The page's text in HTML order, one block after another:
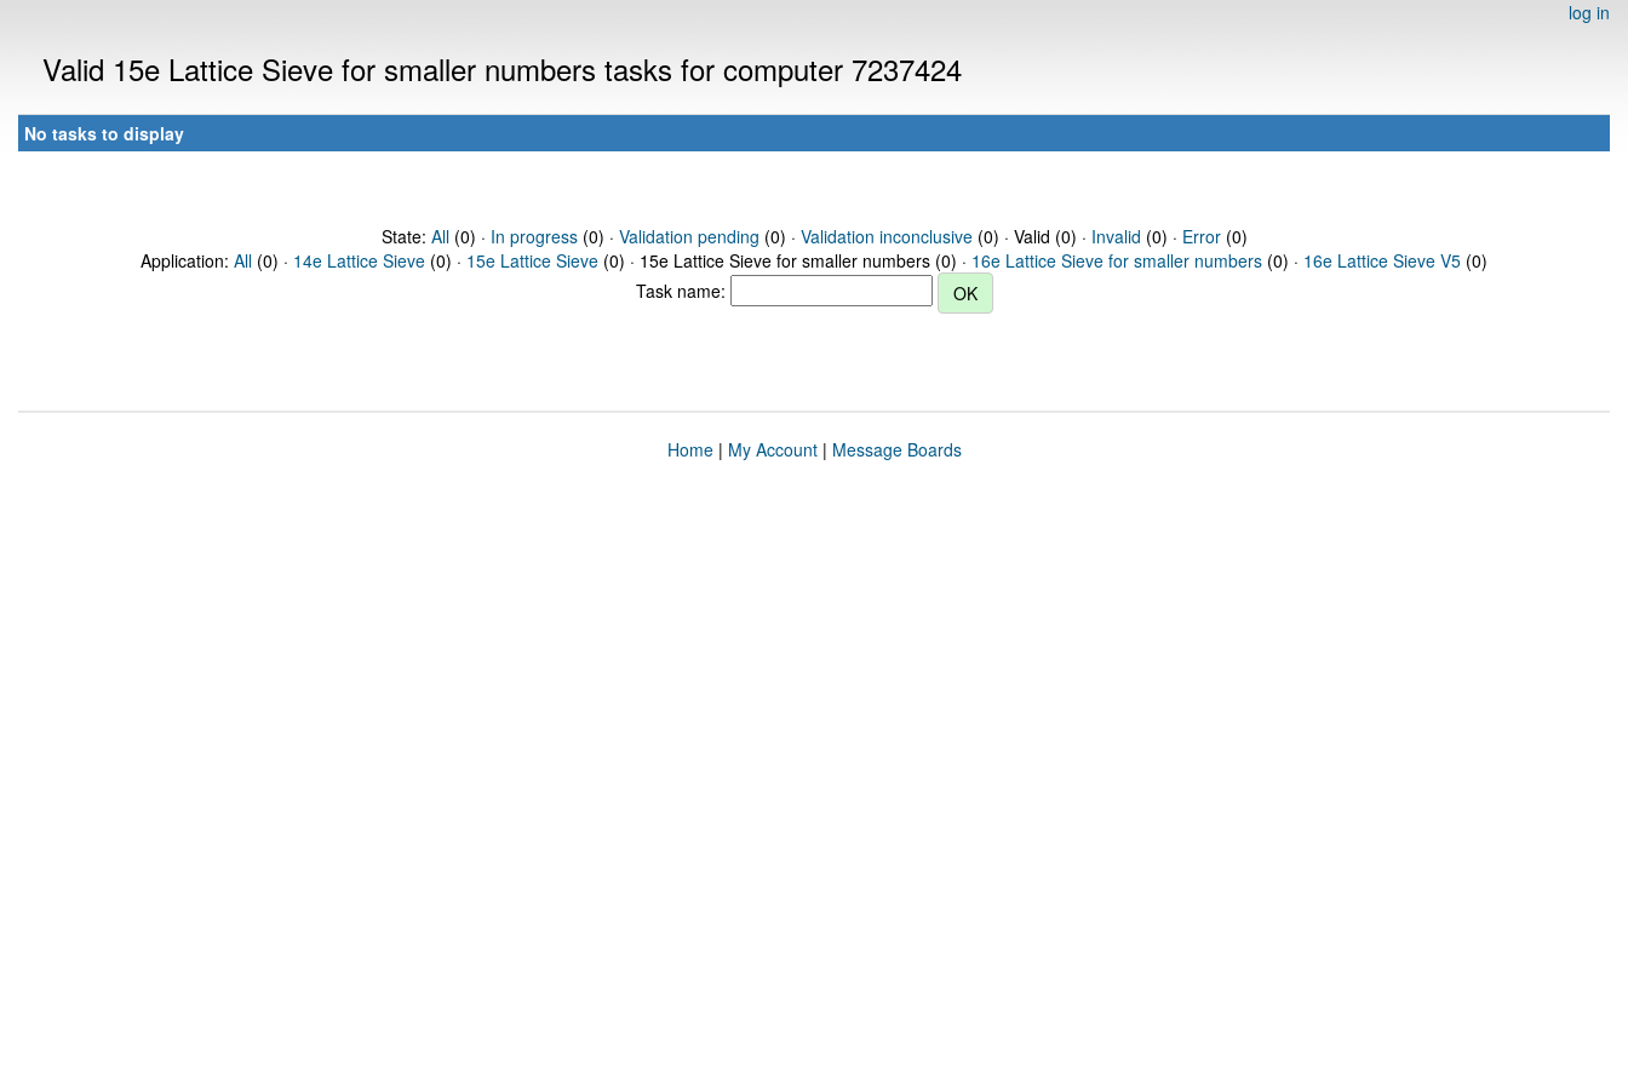
log in
Valid 15e Lattice Sieve for smaller numbers tasks for computer 7237424
No tasks to display
State: All(0) · In progress(0) · Validation pending (0) · Validation inconclusive(0) · Valid (0) · Invalid (0) · Error(0)
Application: All (0) · 14e Lattice Sieve (0) · 15e Lattice Sieve (0) · 15e Lattice Sieve for smaller numbers (0) · 16e Lattice Sieve for smaller numbers (0) · 16e Lattice Sieve V5 (0)
Task name:
Home| My Account| Message Boards